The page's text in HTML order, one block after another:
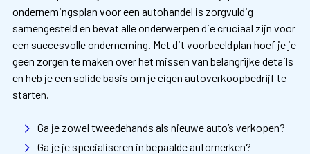
ondernemingsplan voor een autohandel is zorgvuldig
samengesteld en bevat alle onderwerpen die cruciaal zijn voor
een succesvolle onderneming. Met dit voorbeeldplan hoef je je
geen zorgen te maken over het missen van belangrijke details
en heb je een solide basis om je eigen autoverkoopbedrijf te
starten.
Ga je zowel tweedehands als nieuwe auto’s verkopen?
Ga je je specialiseren in bepaalde automerken?